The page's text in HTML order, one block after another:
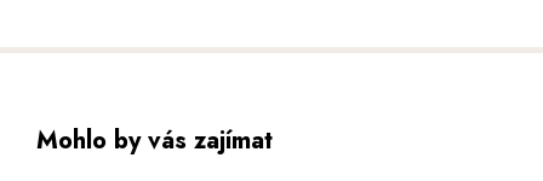
Mohlo by vás zajímat